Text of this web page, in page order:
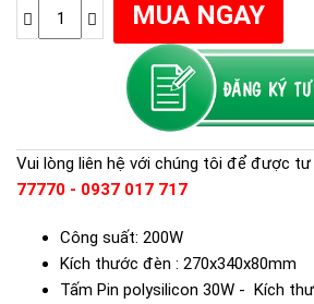
Vui lòng liên hệ với chúng tôi để được tư
77770 - 0937 017 717
Công suất: 200W
Kích thước đèn : 270x340x80mm
Tấm Pin polysilicon 30W - Kích